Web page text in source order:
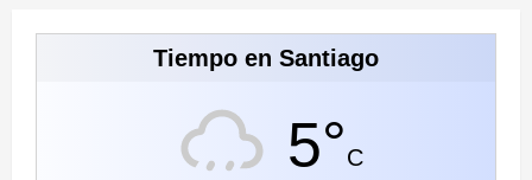
Tiempo en Santiago
5°C